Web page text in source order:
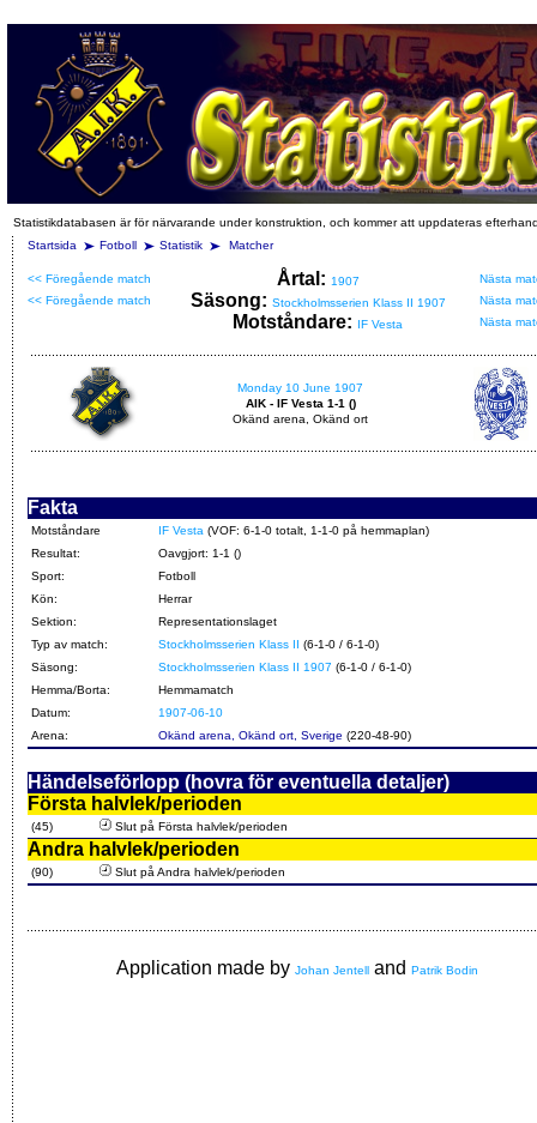
Statistikdatabasen är för närvarande under konstruktion, och kommer att uppdateras
Startsida
Fotboll Statistik Matcher
<< Föregående match Årtal: 1907
Nästa
<< Föregående match
Säsong: Stockholmsserien Klass II 1907 Nästa
Motståndare: IF Vesta Nästa
Monday 10 June 1907
AIK - IF Vesta 1-1 ()
Okänd arena, Okänd ort
Fakta
Motståndare IF Vesta (VOF: 6-1-0 totalt, 1-1-0 på hemmaplan)
Resultat:
Oavgjort: 1-1 ()
Sport:
Fotboll
Kön:
Herrar
Sektion:
Representationslaget
Typ av match:
Stockholmsserien Klass II (6-1-0 / 6-1-0)
Säsong:
Stockholmsserien Klass II 1907 (6-1-0 / 6-1-0)
Hemma/Borta:
Hemmamatch
Datum:
1907-06-10
Arena:
Okänd arena, Okänd ort, Sverige (220-48-90)
Händelseförlopp (hovra för eventuella detaljer)
Första halvlek/perioden
(45) Slut på Första halvlek/perioden
Andra halvlek/perioden
(90) Slut på Andra halvlek/perioden
Application made by Johan Jentell and Patrik Bodin